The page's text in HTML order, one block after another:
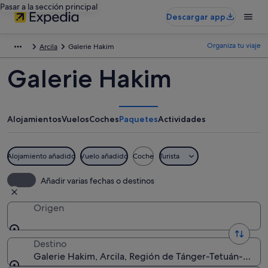
Pasar a la sección principal
Descargar app
Arcila Galerie Hakim Organiza tu viaje
Galerie Hakim
AlojamientosVuelosCochesPaquetesActividades
Alojamiento añadido Vuelo añadido Coche Turista
Añadir varias fechas o destinos
Origen
Destino
Galerie Hakim, Arcila, Región de Tánger-Tetuán-